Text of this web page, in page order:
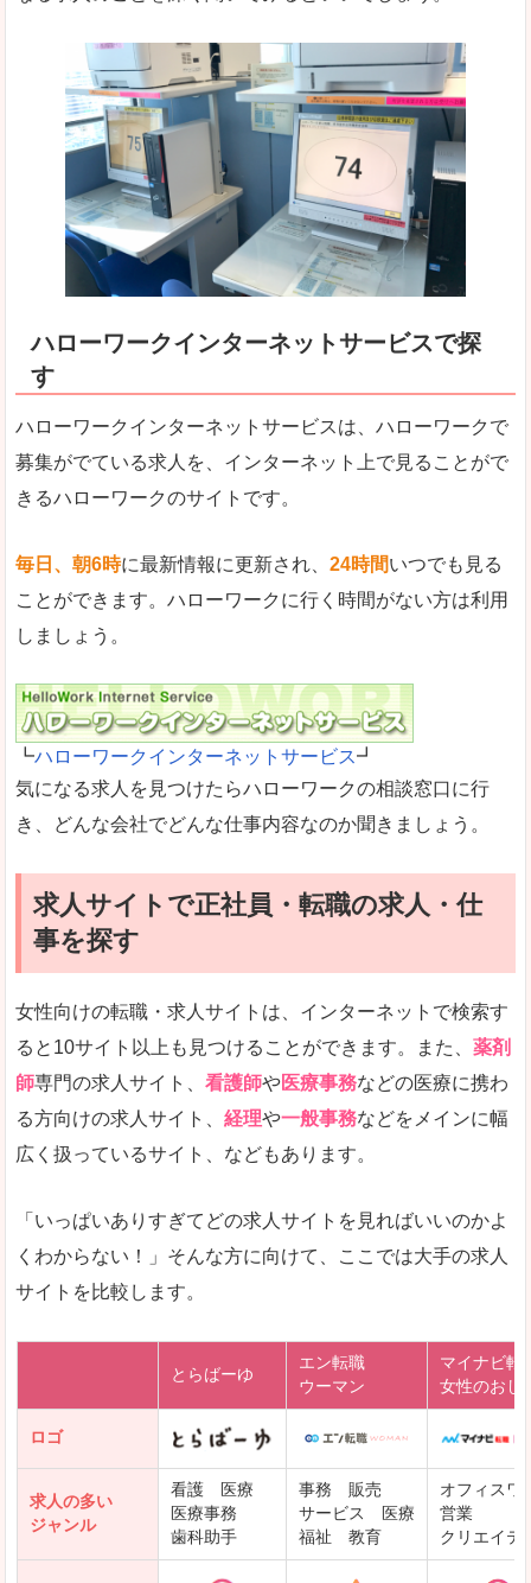
ハローワークインターネットサービスで探
す
ハローワークインターネットサービスは、ハローワークで
募集がでている求人を、インターネット上で見ることがで
きるハローワークのサイトです。
毎日、朝6時に最新情報に更新され、 24時間いつでも見る
ことができます。ハローワークに行く時間がない方は利用
しましょう。
┗ハローワークインターネットサービス┛
気になる求人を見つけたらハローワークの相談窓口に行
き、どんな会社でどんな仕事内容なのか聞きましょう。
求人サイトで正社員・転職の求人・仕
事を探す
女性向けの転職・求人サイトは、インターネットで検索す
ると10サイト以上も見つけることができます。また、 薬剤
師専門の求人サイト、 看護師や医療事務などの医療に携わ
る方向けの求人サイト、 経理や一般事務などをメインに幅
広く扱っているサイト、などもあります。
「いっぱいありすぎてどの求人サイトを見ればいいのかよ
くわからない！」そんな方に向けて、ここでは大手の求人
サイトを比較します。
とらばーゆ
エン転職
ウーマン
マイナビ転
女性のおし
ロゴ
求人の多い
ジャンル
看護 医療
医療事務
歯科助手
事務 販売
サービス 医療
福祉 教育
オフィスワ
営業
クリエイテ